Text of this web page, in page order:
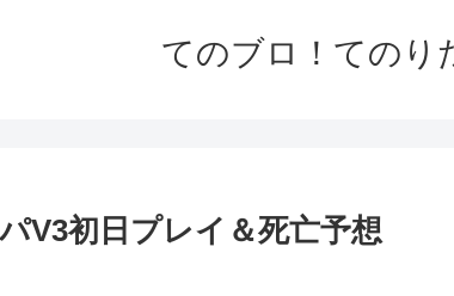
てのブロ！てのり
V3初日プレイ＆死亡予想